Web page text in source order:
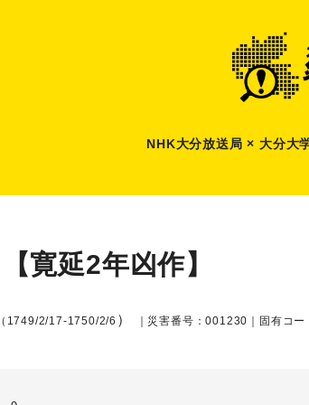
NHK大分放送局 × 大分大
【寛延2年凶作】
（1749/2/17-1750/2/6 ） ｜災害番号：001230｜固有コ